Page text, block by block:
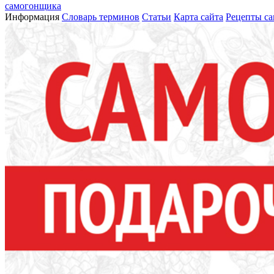
самогонщика
Информация Словарь терминов Статьи Карта сайта Рецепты